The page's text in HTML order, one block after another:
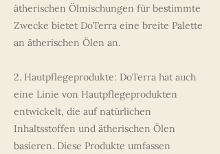
ätherischen Ölmischungen für bestimmte
Zwecke bietet DoTerra eine breite Palette
an ätherischen Ölen an.
2. Hautpflegeprodukte: DoTerra hat auch
eine Linie von Hautpflegeprodukten
entwickelt, die auf natürlichen
Inhaltsstoffen und ätherischen Ölen
basieren. Diese Produkte umfassen